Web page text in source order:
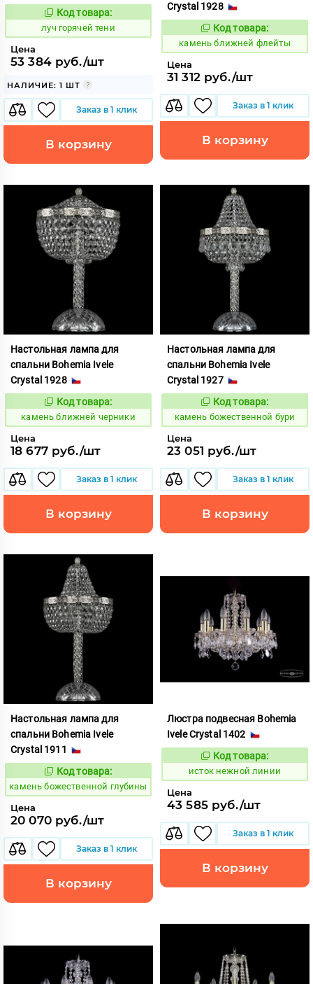
Код:
893353
Код товара:
луч горячей тени
Цена
53 384 руб./шт
НАЛИЧИЕ: 1 ШТ
Заказ в 1 клик
В корзину
Crystal 1928
Код:
610116
Код товара:
камень ближней флейты
Цена
31 312 руб./шт
Заказ в 1 клик
В корзину
Настольная лампа для
спальни Bohemia Ivele
Crystal 1928
Код:
610119
Код товара:
камень ближней черники
Цена
18 677 руб./шт
Заказ в 1 клик
В корзину
Настольная лампа для
спальни Bohemia Ivele
Crystal 1927
Код:
610130
Код товара:
камень божественной бури
Цена
23 051 руб./шт
Заказ в 1 клик
В корзину
Настольная лампа для
спальни Bohemia Ivele
Crystal 1911
Код:
610142
Код товара:
камень божественной глубины
Цена
20 070 руб./шт
Заказ в 1 клик
В корзину
Люстра подвесная Bohemia
Ivele Crystal 1402
Код:
586169
Код товара:
исток нежной линии
Цена
43 585 руб./шт
Заказ в 1 клик
В корзину